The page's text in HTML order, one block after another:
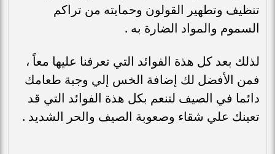
تنظيف وتطهير القولون وحمايته من تراكم
السموم والمواد الضارة به .
لذلك بعد كل هذة الفوائد التي تعرفنا عليها معاً ،
فمن الأفضل لك إضافة الخس إلي وجبة طعامك
دائما في الصيف لتنعم بكل هذة الفوائد التي قد
تعينك علي شقاء وصعوبة الصيف والحر الشديد .